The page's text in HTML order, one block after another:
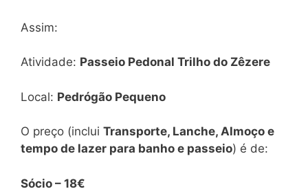
Assim:
Atividade: Passeio Pedonal Trilho do Zêzere
Local: Pedrógão Pequeno
O preço (inclui Transporte, Lanche, Almoço e
tempo de lazer para banho e passeio) é de:
Sócio – 18€